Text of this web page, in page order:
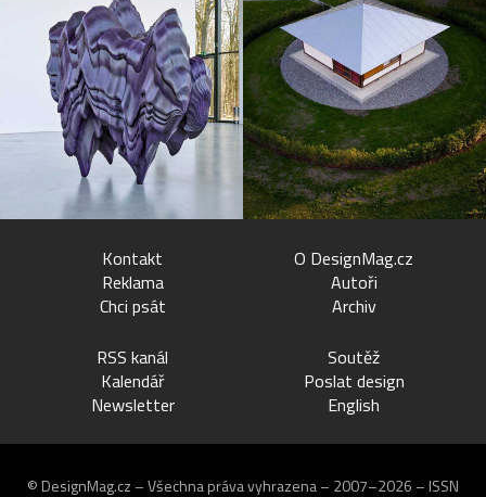
Kontakt
Reklama
Chci psát
O DesignMag.cz
Autoři
Archiv
RSS kanál
Kalendář
Newsletter
Soutěž
Poslat design
English
© DesignMag.cz – Všechna práva vyhrazena – 2007–2026 – ISSN